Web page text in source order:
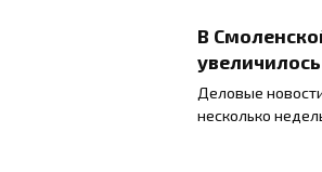
В
Деловые
несколько